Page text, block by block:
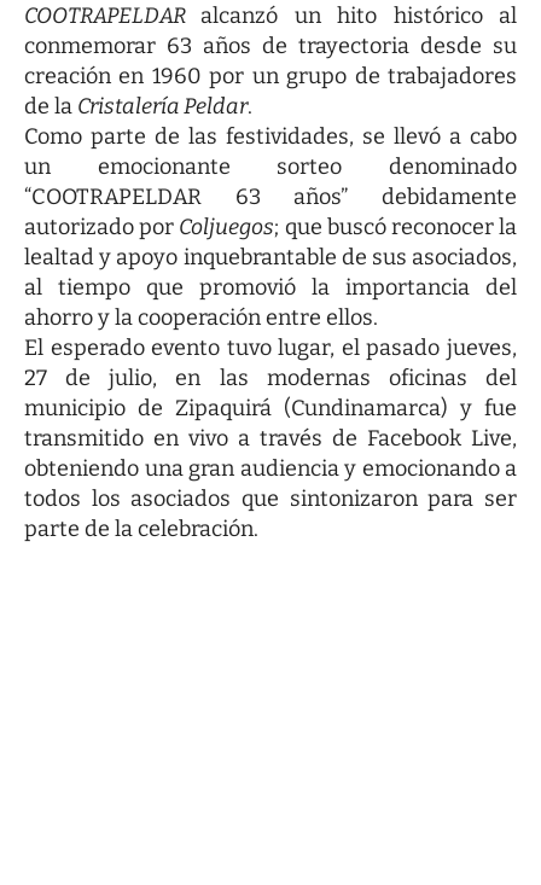
COOTRAPELDAR alcanzó un hito histórico al
conmemorar 63 años de trayectoria desde su
creación en 1960 por un grupo de trabajadores
de la Cristalería Peldar.
Como parte de las festividades, se llevó a cabo
un emocionante sorteo denominado
“COOTRAPELDAR 63 años” debidamente
autorizado por Coljuegos; que buscó reconocer la
lealtad y apoyo inquebrantable de sus asociados,
al tiempo que promovió la importancia del
ahorro y la cooperación entre ellos.
El esperado evento tuvo lugar, el pasado jueves,
27 de julio, en las modernas oficinas del
municipio de Zipaquirá (Cundinamarca) y fue
transmitido en vivo a través de Facebook Live,
obteniendo una gran audiencia y emocionando a
todos los asociados que sintonizaron para ser
parte de la celebración.